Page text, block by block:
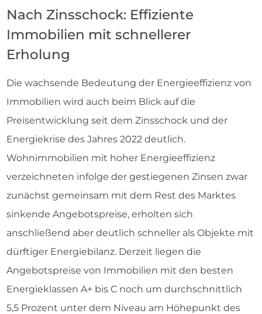
Nach Zinsschock: Effiziente
Immobilien mit schnellerer
Erholung
Die wachsende Bedeutung der Energieeffizienz von
Immobilien wird auch beim Blick auf die
Preisentwicklung seit dem Zinsschock und der
Energiekrise des Jahres 2022 deutlich.
Wohnimmobilien mit hoher Energieeffizienz
verzeichneten infolge der gestiegenen Zinsen zwar
zunächst gemeinsam mit dem Rest des Marktes
sinkende Angebotspreise, erholten sich
anschließend aber deutlich schneller als Objekte mit
dürftiger Energiebilanz. Derzeit liegen die
Angebotspreise von Immobilien mit den besten
Energieklassen A+ bis C noch um durchschnittlich
5,5 Prozent unter dem Niveau am Höhepunkt des